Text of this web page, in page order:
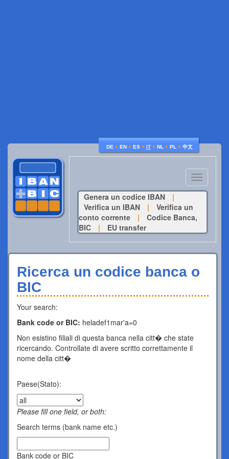
DE ♦ EN ♦ ES ♦ IT ♦ NL ♦ PL ♦ 中文
Toggle
navigation
Genera un codice IBAN
|
Verifica un IBAN
|
Verifica un
conto corrente
|
Codice Banca,
BIC
| EU transfer
Ricerca un codice banca o
BIC
Your search:
Bank code or BIC: heladef1mar'a=0
Non esistino filiali di questa banca nella citt� che state
ricercando. Controllate di avere scritto correttamente il
nome della citt�
Paese(Stato):
Please fill one field, or both:
Search terms (bank name etc.)
Bank code or BIC